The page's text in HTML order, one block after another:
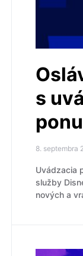
s
8. septembra
Uvádzacia
služby
nových a